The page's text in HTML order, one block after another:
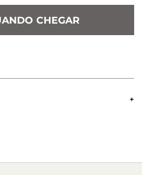
CHEGAR